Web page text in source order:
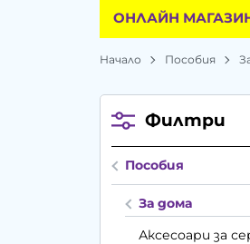
ОНЛАЙН
Начало Пособия
Филтри
Пособия
За дома
Аксесоари за